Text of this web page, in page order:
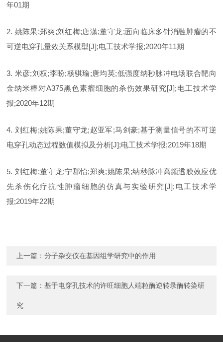
年01期
2. 姚陈果;郑爽;刘红梅;唐潇;董守龙;面向临床多针消融肿瘤的不
可逆电穿孔量效关系模型[J];电工技术学报;2020年11期
3. 米彦;刘权;李盼;杨骐瑜;唐均英;低强度纳秒脉冲电场联合靶向
金纳米棒对A375黑色素瘤细胞的杀伤效果研究[J];电工技术学
报;2020年12期
4. 刘红梅;姚陈果;董守龙;赵亚军;马剑豪;基于测量信号的不可逆
电穿孔动态过程数值模拟及分析[J];电工技术学报;2019年18期
5. 刘红梅;董守龙;宁郡怡;郑爽;姚陈果;纳秒脉冲高频透膜效应优
先杀伤化疗抗性肿瘤细胞的仿真与实验研究[J];电工技术学
报;2019年22期
上一篇：分子杂交仪在基因组学研究中的作用
下一篇：基于电穿孔技术的许旺细胞人端粒酶逆转录酶转染研
究